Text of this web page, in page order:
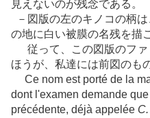
見えないのが残念である。
－図版の左のキノコの柄
の地に白い被膜の名残を描
従って、この図版のファ
ほうが、私達には前図のも
Ce nom est porté de la
dont l'examen demande
précédente, déjà appelée